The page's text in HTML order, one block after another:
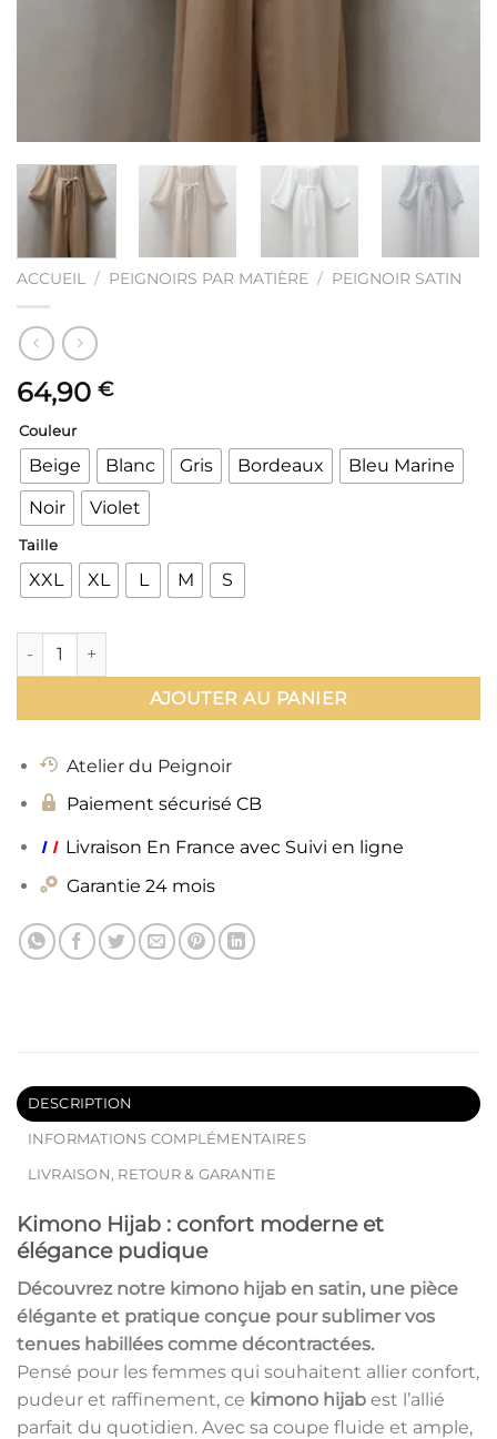
ACCUEIL / PEIGNOIRS PAR MATIÈRE / PEIGNOIR SATIN
64,90 €
Couleur
Beige Blanc Gris Bordeaux
Bleu Marine
Noir
Violet
Taille
XXL XL L M S
Quantité
AJOUTER AU PANIER
Atelier du Peignoir
Paiement sécurisé CB
ı ı Livraison En France avec Suivi en ligne
Garantie 24 mois
DESCRIPTION
INFORMATIONS COMPLÉMENTAIRES
LIVRAISON, RETOUR & GARANTIE
Kimono Hijab : confort moderne et
élégance pudique
Découvrez notre kimono hijab en satin, une pièce
élégante et pratique conçue pour sublimer vos
tenues habillées comme décontractées.
Pensé pour les femmes qui souhaitent allier confort,
pudeur et raffinement, ce kimono hijab est l’allié
parfait du quotidien. Avec sa coupe fluide et ample,